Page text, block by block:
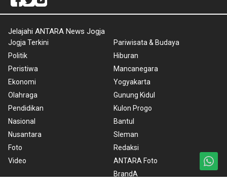
Jelajahi ANTARA News Jogja
Jogja Terkini
Politik
Peristiwa
Ekonomi
Olahraga
Pendidikan
Nasional
Nusantara
Foto
Video
Pariwisata & Budaya
Hiburan
Mancanegara
Yogyakarta
Gunung Kidul
Kulon Progo
Bantul
Sleman
Redaksi
ANTARA Foto
BrandA